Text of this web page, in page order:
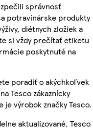
správnosť
potravinárske produkty
diétnych zložiek a
si vždy prečítať etiketu
poskytnuté na
poradiť o akýchkoľvek
Tesco zákaznícky
výrobok značky Tesco.
aktualizované, Tesco